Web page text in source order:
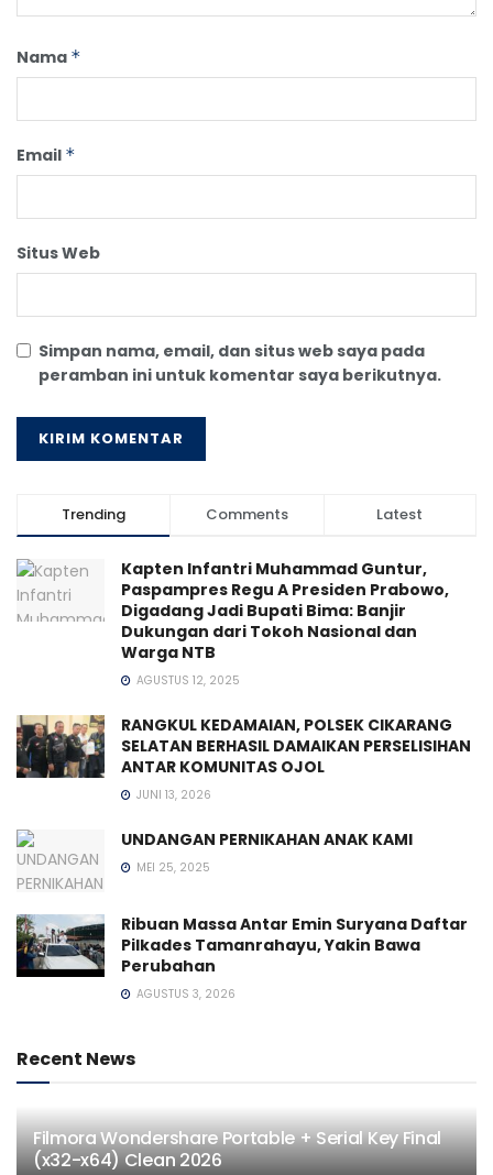
Nama *
Email *
Situs Web
Simpan nama, email, dan situs web saya pada
peramban ini untuk komentar saya berikutnya.
Trending Comments Latest
Kapten Infantri Muhammad Guntur,
Paspampres Regu A Presiden Prabowo,
Digadang Jadi Bupati Bima: Banjir
Dukungan dari Tokoh Nasional dan
Warga NTB
AGUSTUS 12, 2025
RANGKUL KEDAMAIAN, POLSEK CIKARANG
SELATAN BERHASIL DAMAIKAN PERSELISIHAN
ANTAR KOMUNITAS OJOL
JUNI 13, 2026
UNDANGAN PERNIKAHAN ANAK KAMI
MEI 25, 2025
Ribuan Massa Antar Emin Suryana Daftar
Pilkades Tamanrahayu, Yakin Bawa
Perubahan
AGUSTUS 3, 2026
Recent News
Filmora Wondershare Portable + Serial Key Final
(x32-x64) Clean 2026